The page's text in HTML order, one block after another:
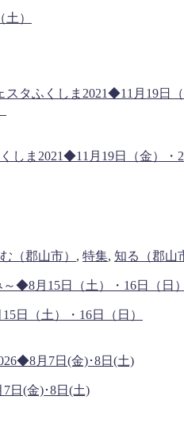
しま2021◆11月19日（金）
（郡山市） , 特集, 知る（郡山
日（土）・16日（日）
日(金)･8日(土)